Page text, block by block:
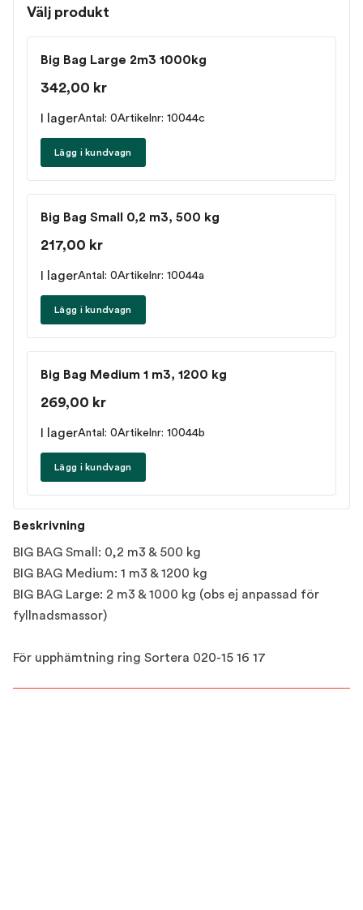
Välj produkt
Big Bag Large 2m3 1000kg
342,00 kr
I lagerAntal: 0Artikelnr: 10044c
Lägg i kundvagn
Big Bag Small 0,2 m3, 500 kg
217,00 kr
I lagerAntal: 0Artikelnr: 10044a
Lägg i kundvagn
Big Bag Medium 1 m3, 1200 kg
269,00 kr
I lagerAntal: 0Artikelnr: 10044b
Lägg i kundvagn
Beskrivning
BIG BAG Small: 0,2 m3 & 500 kg
BIG BAG Medium: 1 m3 & 1200 kg
BIG BAG Large: 2 m3 & 1000 kg (obs ej anpassad för
fyllnadsmassor)
För upphämtning ring Sortera 020-15 16 17